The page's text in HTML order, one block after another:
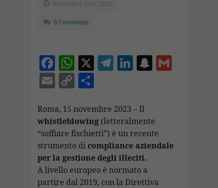
Novembre 15th, 2023
0 Comments
F
ac
e
b
o
o
k
W
h
at
s
A
p
p
X T
gr
a
m
Li
e
dI
n
S
c
h
G
E
ai
l
C
p
y
Li
n
k
C
n
di
vi
di
Roma, 15 novembre 2023 – Il
whistleblowing (letteralmente
“soffiare fischietti”) è un recente
strumento di compliance aziendale
per la gestione degli illeciti.
A livello europeo è normato a
partire dal 2019, con la Direttiva